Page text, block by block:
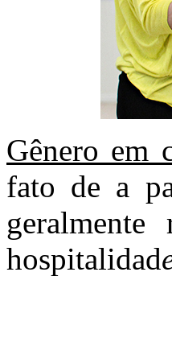
Gênero em
fato de a
hospitalidad